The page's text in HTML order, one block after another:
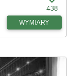
438
WYMIARY